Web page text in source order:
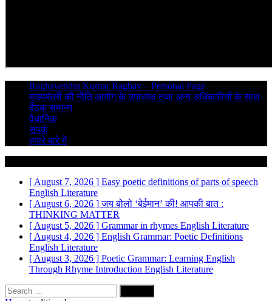
Raghavendra Kumar Raghav – Personal Page
मुख्यमंत्री की नीति आयोग के उपाध्यक्ष तथा अन्य अधिकारियों के साथ
बैठक सम्पन्न
वैधानिक
संपर्क
हमारे बारे में
[ August 7, 2026 ] Easy poetic definitions of parts of speech
English Literature
[ August 6, 2026 ]जय बोलो ‘बेईमान’ की! आपकी बात :
THINKING MATTER
[ August 5, 2026 ] Grammar in rhymes English Literature
[ August 4, 2026 ] English Grammar: Poetic Definitions
English Literature
[ August 3, 2026 ] Poetic Grammar: Learning English
Through Rhyme Introduction English Literature
Search